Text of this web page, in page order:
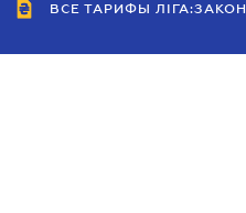
ВСЕ ТАРИФЫ ЛІГА:ЗАКОН